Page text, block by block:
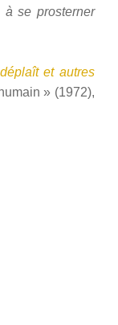
à se prosterner
et autres
» (1972),